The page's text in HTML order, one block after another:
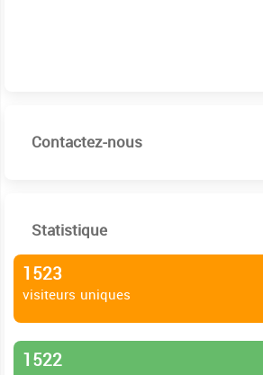
Contactez-nous
Statistique
1523
visiteurs uniques
1522